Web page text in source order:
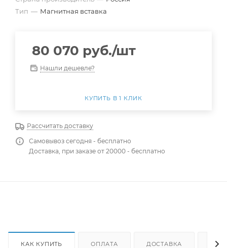
Тип — Магнитная вставка
80 070 руб./шт
Нашли дешевле?
КУПИТЬ В 1 КЛИК
Рассчитать доставку
Самовывоз сегодня - бесплатно
Доставка, при заказе от 20000 - бесплатно
КАК КУПИТЬ ОПЛАТА ДОСТАВКА